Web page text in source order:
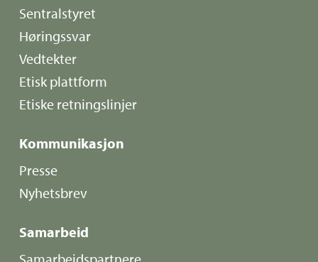
Sentralstyret
Høringssvar
Vedtekter
Etisk plattform
Etiske retningslinjer
Kommunikasjon
Presse
Nyhetsbrev
Samarbeid